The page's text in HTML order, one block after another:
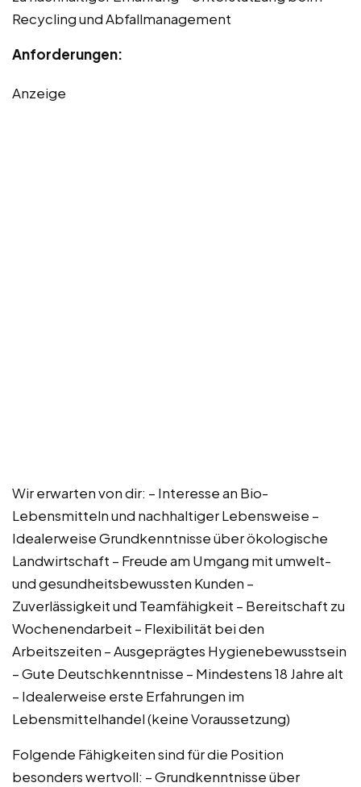
Recycling und Abfallmanagement
Anforderungen:
Anzeige
Wir erwarten von dir: – Interesse an Bio-
Lebensmitteln und nachhaltiger Lebensweise –
Idealerweise Grundkenntnisse über ökologische
Landwirtschaft – Freude am Umgang mit umwelt-
und gesundheitsbewussten Kunden –
Zuverlässigkeit und Teamfähigkeit – Bereitschaft zu
Wochenendarbeit – Flexibilität bei den
Arbeitszeiten – Ausgeprägtes Hygienebewusstsein
– Gute Deutschkenntnisse – Mindestens 18 Jahre alt
– Idealerweise erste Erfahrungen im
Lebensmittelhandel (keine Voraussetzung)
Folgende Fähigkeiten sind für die Position
besonders wertvoll: – Grundkenntnisse über